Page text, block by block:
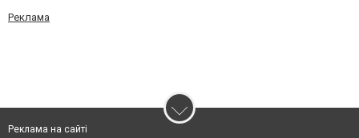
Реклама
Реклама на сайті